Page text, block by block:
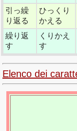
引っ繰
り返る
ひっくり
かえる
繰り返
す
くりかえ
す
Elenco dei